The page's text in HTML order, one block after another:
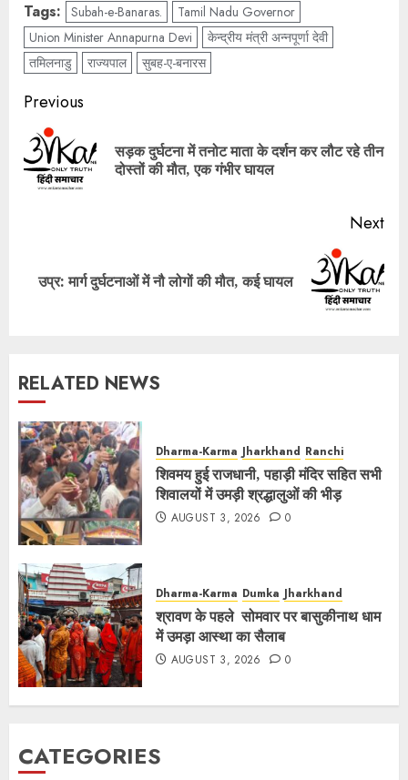
Tags: Subah-e-Banaras.
Tamil Nadu Governor
Union Minister Annapurna Devi
केन्द्रीय मंत्री अन्नपूर्णा देवी
तमिलनाडु
राज्‍यपाल सुबह-ए-बनारस
Post
navigation
Previous
सड़क दुर्घटना में तनोट माता के दर्शन कर लौट रहे तीन
दोस्तों की मौत, एक गंभीर घायल
Next
Next
उप्र: मार्ग दुर्घटनाओं में नौ लोगों की मौत, कई घायल
RELATED NEWS
Dharma-Karma Jharkhand Ranchi
शिवमय हुई राजधानी, पहाड़ी मंदिर सहित सभी
शिवालयों में उमड़ी श्रद्धालुओं की भीड़
AUGUST 3, 2026 0
Dharma-Karma Dumka Jharkhand
श्रावण के पहले सोमवार पर बासुकीनाथ धाम
में उमड़ा आस्था का सैलाब
AUGUST 3, 2026 0
CATEGORIES